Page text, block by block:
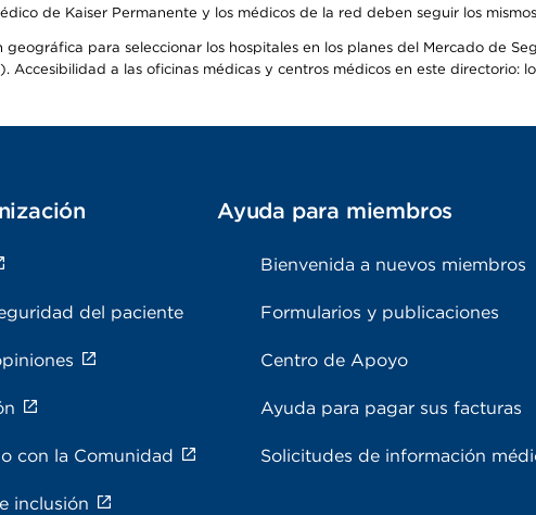
de Kaiser Permanente y los médicos de la red deben seguir los
para seleccionar los hospitales en los planes del Mercado de
a las oficinas médicas y centros médicos en este directorio:
del paciente
con la Comunidad
inclusión
Ayuda para miembros
Bienvenida a nuevos miembros
Formularios y publicaciones
Centro de Apoyo
Ayuda para pagar sus facturas
Solicitudes de información